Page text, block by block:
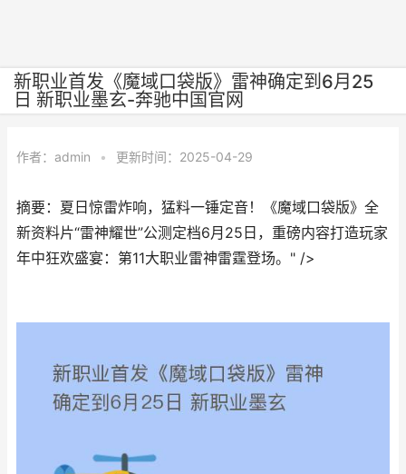
新职业首发《魔域口袋版》雷神确定到6月25
日 新职业墨玄-奔驰中国官网
作者： admin • 更新时间：2025-04-29
摘要：夏日惊雷炸响，猛料一锤定音！《魔域口袋版》全
新资料片“雷神耀世”公测定档6月25日，重磅内容打造玩家
年中狂欢盛宴：第11大职业雷神雷霆登场。" />